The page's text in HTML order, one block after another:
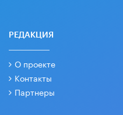
РЕДАКЦИЯ
О проекте
Контакты
Партнеры